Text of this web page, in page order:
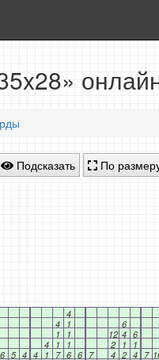
Подсказать По
4
4
1 6
1
1 12 4 6
4
1 1 2 1 1
6 5 4 4 1 7 6 6 7 4 2 4 7